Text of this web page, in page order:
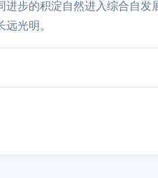
步的积淀自然进入综合自发
光明。